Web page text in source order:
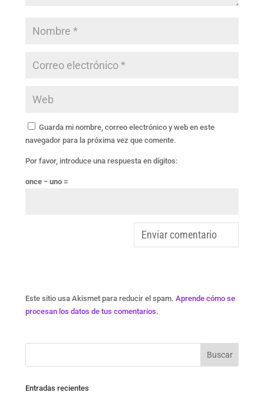
Guarda mi nombre, correo electrónico y web en este
navegador para la próxima vez que comente.
Por favor, introduce una respuesta en dígitos:
once − uno =
Este sitio usa Akismet para reducir el spam. Aprende cómo se
procesan los datos de tus comentarios.
Entradas recientes